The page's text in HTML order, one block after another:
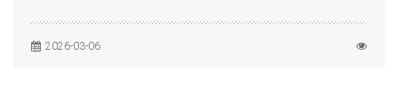
2026-03-06